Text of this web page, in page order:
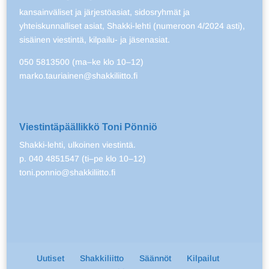
kansainväliset ja järjestöasiat, sidosryhmät ja
yhteiskunnalliset asiat, Shakki-lehti (numeroon 4/2024 asti),
sisäinen viestintä, kilpailu- ja jäsenasiat.
050 5813500 (ma–ke klo 10–12)
marko.tauriainen@shakkiliitto.fi
Viestintäpäällikkö Toni Pönniö
Shakki-lehti, ulkoinen viestintä.
p. 040 4851547 (ti–pe klo 10–12)
toni.ponnio@shakkiliitto.fi
Uutiset Shakkiliitto Säännöt
Kilpailut